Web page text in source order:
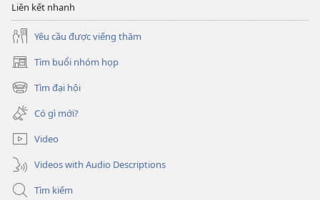
Liên kết nhanh
Yêu cầu được viếng thăm
Tìm buổi nhóm họp
(mở
cửa
sổ
mới)
Tìm đại hội
(mở
cửa
sổ
mới)
Có gì mới?
Video
Videos with Audio Descriptions
Tìm kiếm